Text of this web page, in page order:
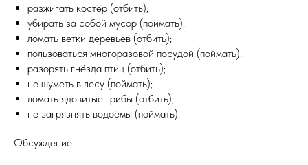
разжигать костёр (отбить);
убирать за собой мусор (поймать);
ломать ветки деревьев (отбить);
пользоваться многоразовой посудой (поймать);
разорять гнёзда птиц (отбить);
не шуметь в лесу (поймать);
ломать ядовитые грибы (отбить);
не загрязнять водоёмы (поймать).
Обсуждение.